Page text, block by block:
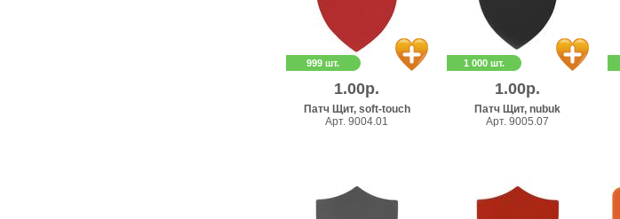
999 шт.
1.00р.
Патч Щит, soft-touch
Арт. 9004.01
1 000 шт.
1.00р.
Патч Щит, nubuk
Арт. 9005.07